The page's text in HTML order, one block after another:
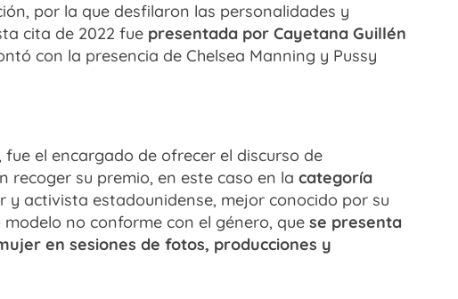
por la que desfilaron las personalidades y
cita de 2022 fue presentada por Cayetana Guillén
con la presencia de Chelsea Manning y Pussy
fue el encargado de ofrecer el discurso de
recoger su premio, en este caso en la categoría
y activista estadounidense, mejor conocido por su
no conforme con el género, que se presenta
en sesiones de fotos, producciones y